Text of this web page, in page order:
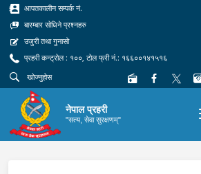
आपतकालीन सम्पर्क नं.
बारम्बार सोधिने प्रश्नहरु
उजुरी तथा गुनासो
प्रहरी कन्ट्रोल : १००, टोल फ्री नं.: १६६००१४१५१६
नेपाल प्रहरी
"सत्य, सेवा सुरक्षणम्"